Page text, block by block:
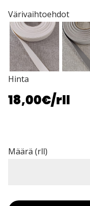
Värivaihtoehdot
Hinta
18,00€/rll
Määrä (rll)